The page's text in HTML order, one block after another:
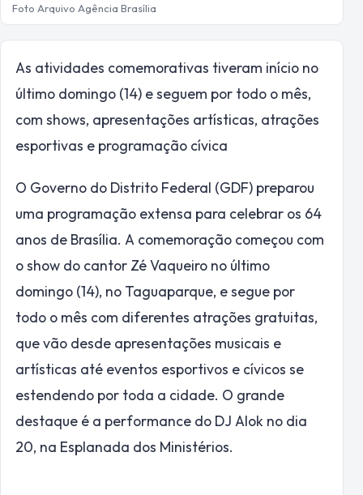
Foto Arquivo Agência Brasília
As atividades comemorativas tiveram início no
último domingo (14) e seguem por todo o mês,
com shows, apresentações artísticas, atrações
esportivas e programação cívica
O Governo do Distrito Federal (GDF) preparou
uma programação extensa para celebrar os 64
anos de Brasília. A comemoração começou com
o show do cantor Zé Vaqueiro no último
domingo (14), no Taguaparque, e segue por
todo o mês com diferentes atrações gratuitas,
que vão desde apresentações musicais e
artísticas até eventos esportivos e cívicos se
estendendo por toda a cidade. O grande
destaque é a performance do DJ Alok no dia
20, na Esplanada dos Ministérios.